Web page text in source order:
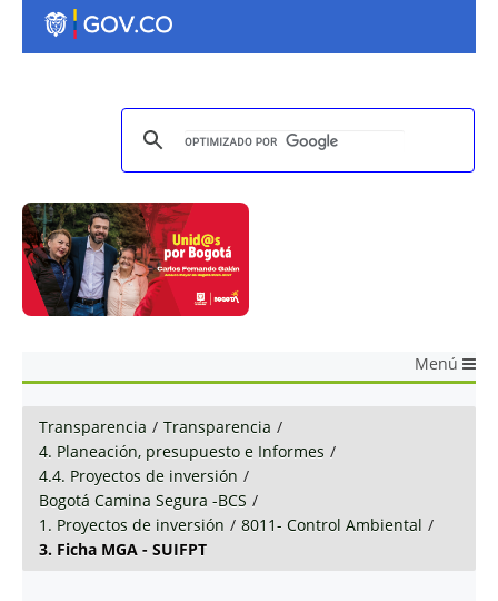
Menú
Transparencia / Transparencia /
4. Planeación, presupuesto e Informes /
4.4. Proyectos de inversión /
Bogotá Camina Segura -BCS /
1. Proyectos de inversión / 8011- Control Ambiental /
3. Ficha MGA - SUIFPT